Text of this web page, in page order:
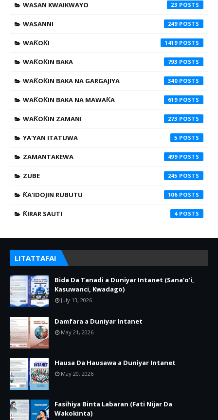
WASAN KWAIKWAYO 23
WASANNI 249
WAƘOƘI 1419
WAƘOƘIN BAKA 793
WAƘOƘIN BAKA NA GARGAJIYA 340
WAƘOƘIN BAKA NA MAWAƘA 619
WAƘOƘIN ZAMANI 273
YA'YAN ITATUWA 5
ZAMANTAKEWA 499
ZUBE 245
ƘA'IDOJIN RUBUTU 106
ƘIRAR SAUTI 4
LITATTAFAI
Bida Da Tanadi a Duniyar Intanet (Sana’o’i,
Kasuwanci, Kwadago)
July 13, 2026
Damfara a Duniyar Intanet
May 21, 2026
Hausa Da Hausawa a Duniyar Intanet
May 20, 2026
Fasihiya Binta Labaran (Fati Nijar Da
Wakokinta)